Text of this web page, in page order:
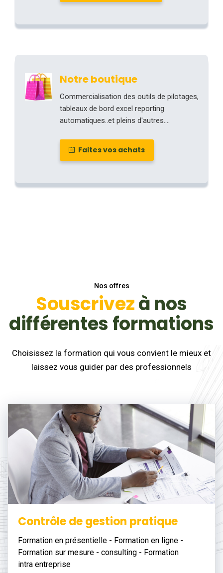
Notre boutique
Commercialisation des outils de pilotages,
tableaux de bord excel reporting
automatiques..et pleins d'autres....
Faites vos achats
Nos offres
Souscrivezà nos
différentes formations
Choisissez la formation qui vous convient le mieux et
laissez vous guider par des professionnels
Contrôle de gestion pratique
Formation en présentielle - Formation en ligne -
Formation sur mesure - consulting - Formation
intra entreprise